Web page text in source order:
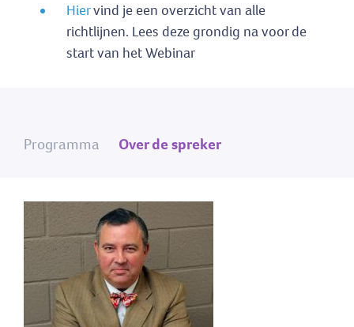
Hiervind je een overzicht van alle
richtlijnen. Lees deze grondig na voor de
start van het Webinar
Programma Over de spreker